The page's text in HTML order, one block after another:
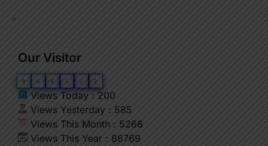
"
Our Visitor
0 6 6 5 2 2
Views Today : 200
Views Yesterday : 585
Views This Month : 5266
Views This Year : 88769